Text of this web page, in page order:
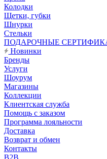
Колодки
Щетки, губки
Шнурки
Стельки
ПОДАРОЧНЫЕ
Новинки
Бренды
Услуги
Шоурум
Магазины
Коллекции
Клиентская служба
Помощь с заказом
Программа лояльности
Доставка
Возврат и обмен
Контакты
B2B